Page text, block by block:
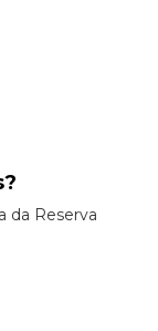
da Reserva